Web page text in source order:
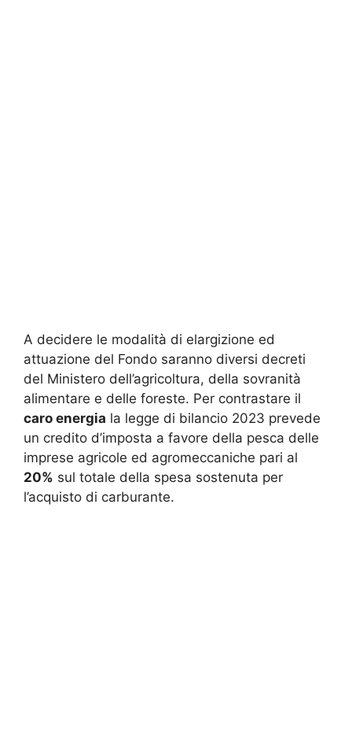
A decidere le modalità di elargizione ed
attuazione del Fondo saranno diversi decreti
del Ministero dell’agricoltura, della sovranità
alimentare e delle foreste. Per contrastare il
caro energia la legge di bilancio 2023 prevede
un credito d’imposta a favore della pesca delle
imprese agricole ed agromeccaniche pari al
20% sul totale della spesa sostenuta per
l’acquisto di carburante.